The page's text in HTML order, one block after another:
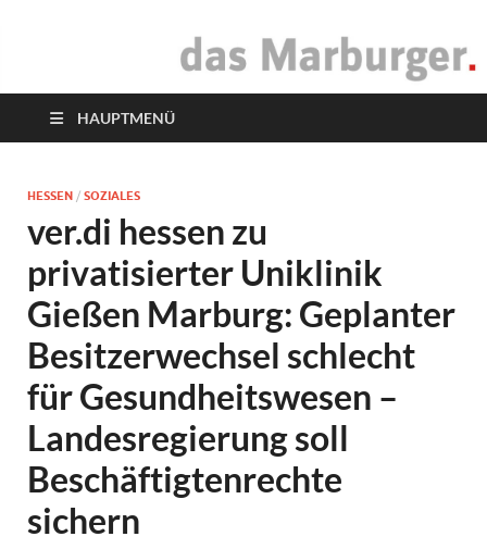
das Marburger.
HAUPTMENÜ
HESSEN / SOZIALES
ver.di hessen zu
privatisierter Uniklinik
Gießen Marburg: Geplanter
Besitzerwechsel schlecht
für Gesundheitswesen –
Landesregierung soll
Beschäftigtenrechte
sichern